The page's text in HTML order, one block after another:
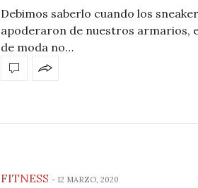
Debimos saberlo cuando los
apoderaron de nuestros armarios,
de moda no…
FITNESS - 12 MARZO, 2020